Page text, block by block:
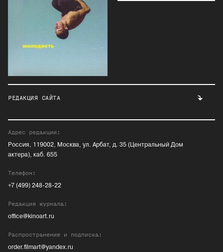
РЕДАКЦИЯ САЙТА
Адрес редакции:
Россия, 119002, Москва, ул. Арбат, д. 35 (Центральный Дом
актера), каб. 655
Телефон:
+7 (499) 248-28-22
Редакция журнала:
office@kinoart.ru
Распространение и подписка:
order.filmart@yandex.ru